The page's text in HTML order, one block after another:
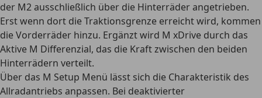
der M2 ausschließlich über die Hinterräder angetrieben.
Erst wenn dort die Traktionsgrenze erreicht wird, kommen
die Vorderräder hinzu. Ergänzt wird M xDrive durch das
Aktive M Differenzial, das die Kraft zwischen den beiden
Hinterrädern verteilt.
Über das M Setup Menü lässt sich die Charakteristik des
Allradantriebs anpassen. Bei deaktivierter